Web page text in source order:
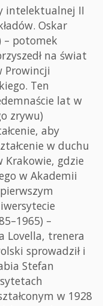
intelektualnej II
Oskar
– potomek
na świat
Prowincji
Ten
lat w
zrywu)
aby
w duchu
Krakowie, gdzie
w Akademii
–
Lovella, trenera
sprowadził i
Stefan
w 1928